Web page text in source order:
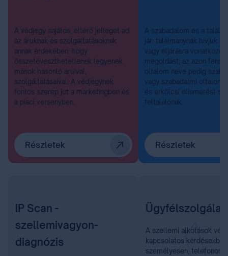
A védjegy sajátos, eltérő jelleget ad
az áruknak és szolgáltatásoknak
annak érdekében, hogy
összetéveszthetetlenek legyenek
mások hasonló áruival,
szolgáltatásaival. A védjegynek
fontos szerep jut a marketingben és
a piaci versenyben.
Részletek
A szabadalom és a
jár: találmánynak hívjuk a
vagy eljárásra vonatkozó
megoldást, az azon
oltalom neve pedig
vagy szabadalmi oltalom,
és erkölcsi elismerést
feltalálónak.
Részletek
IP Scan -
szellemivagyon-
diagnózis
Ügyfélszolgálat
A szellemi alkotások
kapcsolatos kérdésekben
személyesen, telefonon